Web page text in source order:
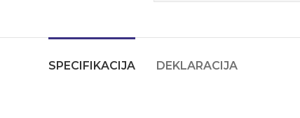
SPECIFIKACIJA DEKLARACIJA